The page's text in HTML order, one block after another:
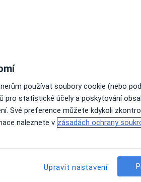
Zítra
8 Srpen
Ne
9 Srpen
Po
10
používat soubory cookie (nebo
pro statistické účely a poskytování
Své preference můžete kdykoli
naleznete v zásadách ochrany
Upravit nastavení